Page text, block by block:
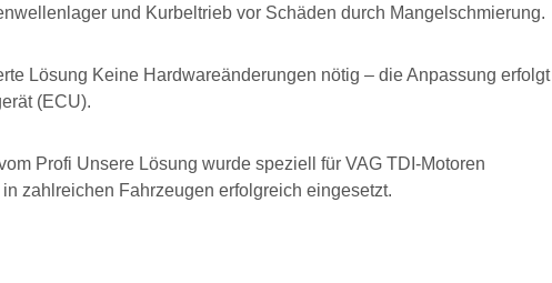
und Kurbeltrieb vor Schäden durch Mangelschmierung.
Lösung Keine Hardwareänderungen nötig – die Anpassung erfolgt
(ECU).
Profi Unsere Lösung wurde speziell für VAG TDI-Motoren
zahlreichen Fahrzeugen erfolgreich eingesetzt.